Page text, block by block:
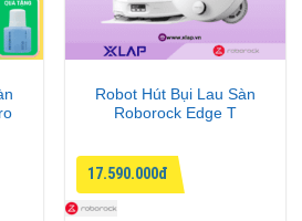
Robot Hút Bụi Lau Sàn
Roborock Edge T
17.590.000đ